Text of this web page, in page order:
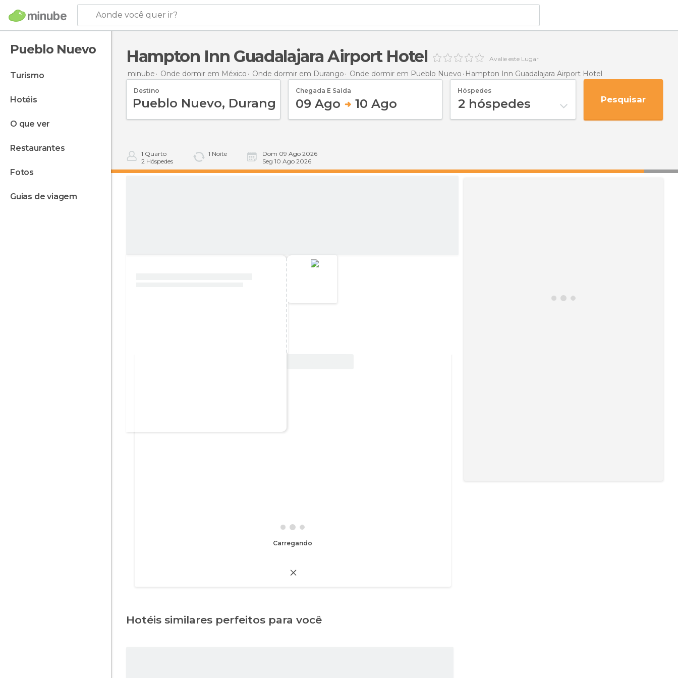
Aonde você quer ir?
Pueblo Nuevo
turismo
hotéis
o que ver
restaurantes
fotos
guias de viagem
Hampton Inn Guadalajara Airport Hotel Avalie este Lugar
minube Onde dormir em México Onde dormir em Durango Onde dormir em Pueblo Nuevo Hampton Inn Guadalajara Airport Hotel
Destino Chegada E Saída
09 Ago 10 Ago
Hóspedes
2 hóspedes Pesquisar
1 Quarto
2 Hóspedes
1 Noite
Dom 09 Ago 2026
Seg 10 Ago 2026
Carregando
Hotéis similares perfeitos para você